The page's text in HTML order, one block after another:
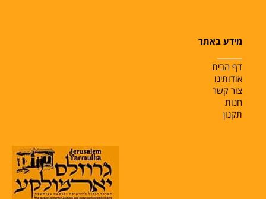
מידע באתר
דף הבית
אודותינו
צור קשר
חנות
תקנון